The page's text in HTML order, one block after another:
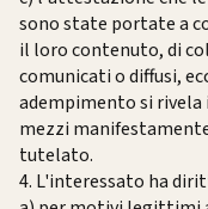
sono state portate a
il loro contenuto, di
comunicati o diffusi,
adempimento si
mezzi
tutelato.
4. L'interessato ha